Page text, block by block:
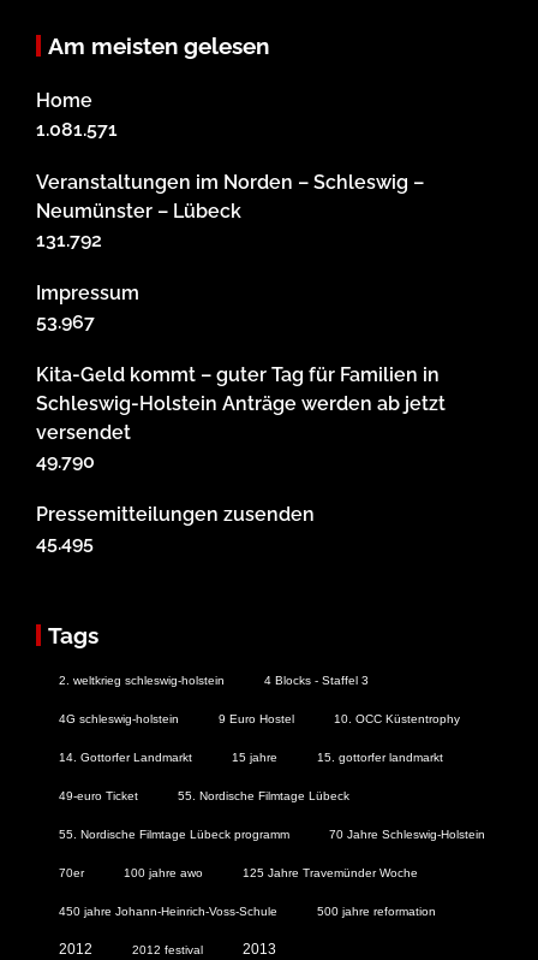
Am meisten gelesen
Home
1.081.571
Veranstaltungen im Norden – Schleswig –
Neumünster – Lübeck
131.792
Impressum
53.967
Kita-Geld kommt – guter Tag für Familien in
Schleswig-Holstein Anträge werden ab jetzt
versendet
49.790
Pressemitteilungen zusenden
45.495
Tags
2. weltkrieg schleswig-holstein 4 Blocks - Staffel 3
4G schleswig-holstein 9 Euro Hostel 10. OCC Küstentrophy
14. Gottorfer Landmarkt 15 jahre 15. gottorfer landmarkt
49-euro Ticket 55. Nordische Filmtage Lübeck
55. Nordische Filmtage Lübeck programm 70 Jahre Schleswig-Holstein
70er 100 jahre awo 125 Jahre Travemünder Woche
450 jahre Johann-Heinrich-Voss-Schule 500 jahre reformation
2012 2012 festival 2013